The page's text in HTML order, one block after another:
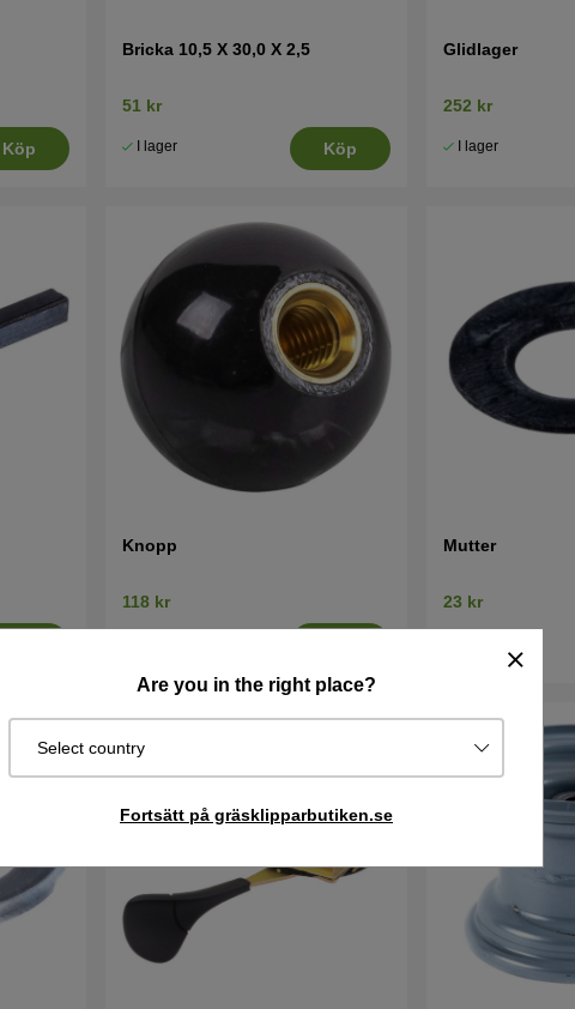
Are you in the right place?
Select country
Fortsätt på gräsklipparbutiken.se
Köp
Bricka 10,5 X 30,0 X 2,5
51 kr
I lager Köp
Glidlager
252 kr
I lager
Knopp
118 kr
Mutter
23 kr